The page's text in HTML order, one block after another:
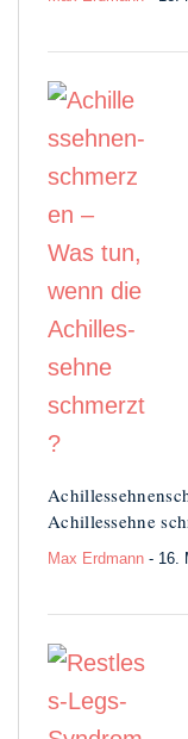
Achilles­sehne
Max Erdmann - 16.